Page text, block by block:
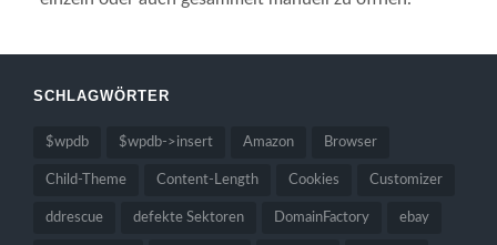
SCHLAGWÖRTER
$wpdb $wpdb->insert Amazon Browser
Child-Theme Content-Length Cookies Customizer
ddrescue defekte Sektoren DomainFactory ebay